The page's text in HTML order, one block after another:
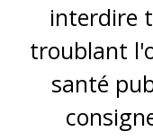
interdire
troublant
santé